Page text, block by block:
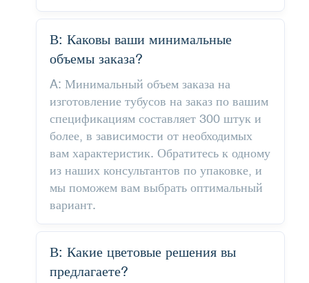
В: Каковы ваши минимальные
объемы заказа?
A: Минимальный объем заказа на
изготовление тубусов на заказ по вашим
спецификациям составляет 300 штук и
более, в зависимости от необходимых
вам характеристик. Обратитесь к одному
из наших консультантов по упаковке, и
мы поможем вам выбрать оптимальный
вариант.
В: Какие цветовые решения вы
предлагаете?